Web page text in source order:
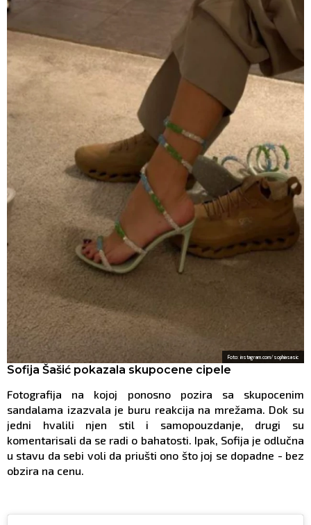
Foto: instagram.com/sophiasasic
Sofija Šašić pokazala skupocene cipele
Fotografija na kojoj ponosno pozira sa skupocenim
sandalama izazvala je buru reakcija na mrežama. Dok su
jedni hvalili njen stil i samopouzdanje, drugi su
komentarisali da se radi o bahatosti. Ipak, Sofija je odlučna
u stavu da sebi voli da priušti ono što joj se dopadne - bez
obzira na cenu.